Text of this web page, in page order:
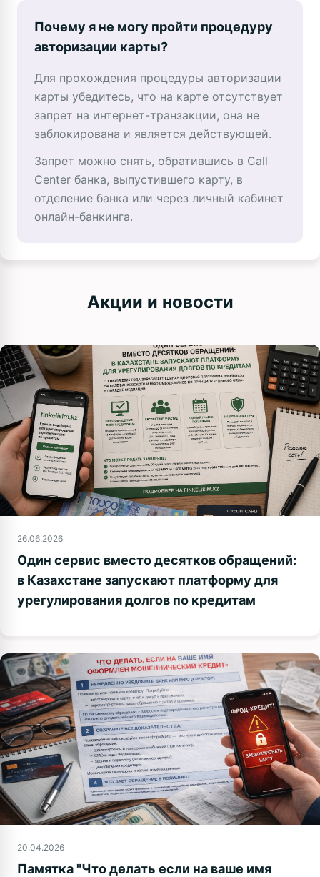
Почему я не могу пройти процедуру
авторизации карты?
Для прохождения процедуры авторизации
карты убедитесь, что на карте отсутствует
запрет на интернет-транзакции, она не
заблокирована и является действующей.
Запрет можно снять, обратившись в Call
Center банка, выпустившего карту, в
отделение банка или через личный кабинет
онлайн-банкинга.
Акции и новости
26.06.2026
Один сервис вместо десятков обращений:
в Казахстане запускают платформу для
урегулирования долгов по кредитам
20.04.2026
Памятка "Что делать если на ваше имя